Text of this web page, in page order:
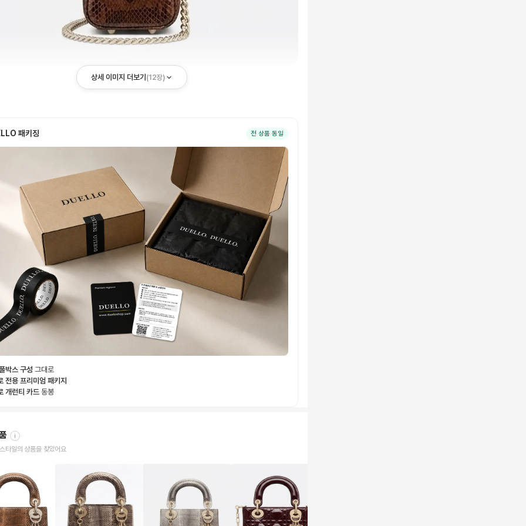
상세 이미지 더보기 (12장)
패키징 전 상품 동일
박스 구성 그대로
전용 프리미엄 패키지
개런티 카드 동봉
i
타일의 상품을 찾았어요